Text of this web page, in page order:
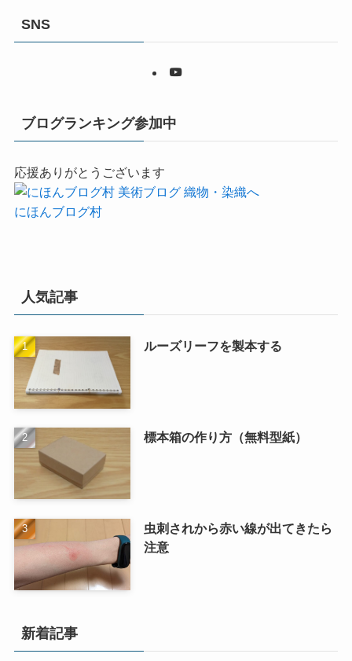
SNS
ブログランキング参加中
応援ありがとうございます
にほんブログ村
人気記事
ルーズリーフを製本する
標本箱の作り方（無料型紙）
虫刺されから赤い線が出てきたら
注意
新着記事